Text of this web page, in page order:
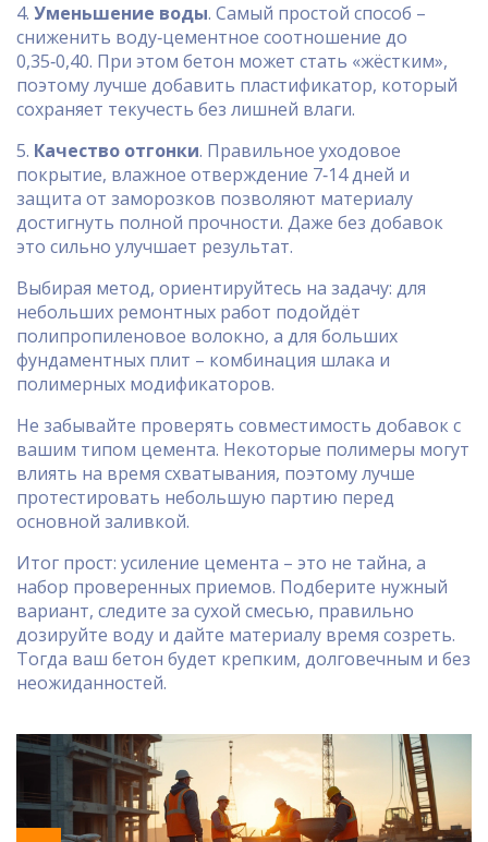
4. Уменьшение воды. Самый простой способ –
сниженить воду‑цементное соотношение до
0,35‑0,40. При этом бетон может стать «жёстким»,
поэтому лучше добавить пластификатор, который
сохраняет текучесть без лишней влаги.
5. Качество отгонки. Правильное уходовое
покрытие, влажное отверждение 7‑14 дней и
защита от заморозков позволяют материалу
достигнуть полной прочности. Даже без добавок
это сильно улучшает результат.
Выбирая метод, ориентируйтесь на задачу: для
небольших ремонтных работ подойдёт
полипропиленовое волокно, а для больших
фундаментных плит – комбинация шлака и
полимерных модификаторов.
Не забывайте проверять совместимость добавок с
вашим типом цемента. Некоторые полимеры могут
влиять на время схватывания, поэтому лучше
протестировать небольшую партию перед
основной заливкой.
Итог прост: усиление цемента – это не тайна, а
набор проверенных приемов. Подберите нужный
вариант, следите за сухой смесью, правильно
дозируйте воду и дайте материалу время созреть.
Тогда ваш бетон будет крепким, долговечным и без
неожиданностей.